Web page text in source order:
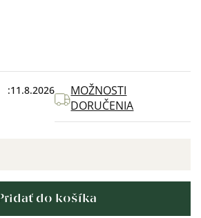
11.8.2026
MOŽNOSTI
DORUČENIA
Pridať do košíka